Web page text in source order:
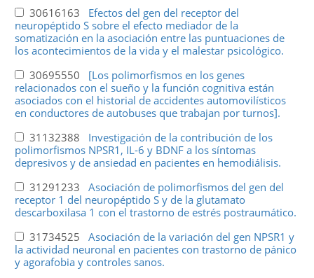
30616163 Efectos del gen del receptor del
neuropéptido S sobre el efecto mediador de la
somatización en la asociación entre las puntuaciones de
los acontecimientos de la vida y el malestar psicológico.
30695550 [Los polimorfismos en los genes
relacionados con el sueño y la función cognitiva están
asociados con el historial de accidentes automovilísticos
en conductores de autobuses que trabajan por turnos].
31132388 Investigación de la contribución de los
polimorfismos NPSR1, IL-6 y BDNF a los síntomas
depresivos y de ansiedad en pacientes en hemodiálisis.
31291233 Asociación de polimorfismos del gen del
receptor 1 del neuropéptido S y de la glutamato
descarboxilasa 1 con el trastorno de estrés postraumático.
31734525 Asociación de la variación del gen NPSR1 y
la actividad neuronal en pacientes con trastorno de pánico
y agorafobia y controles sanos.